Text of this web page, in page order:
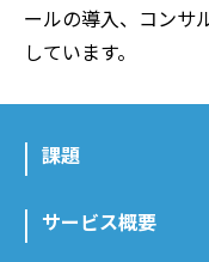
ールの導入、コンサ
しています。
課題
サービス概要